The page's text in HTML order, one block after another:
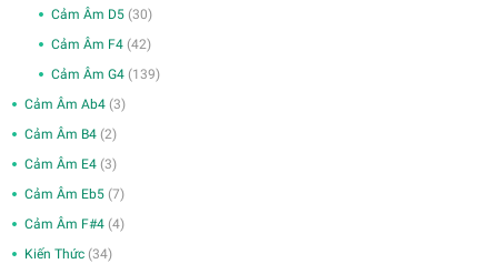
Cảm Âm D5 (30)
Cảm Âm F4 (42)
Cảm Âm G4 (139)
Cảm Âm Ab4 (3)
Cảm Âm B4 (2)
Cảm Âm E4 (3)
Cảm Âm Eb5 (7)
Cảm Âm F#4 (4)
Kiến Thức (34)